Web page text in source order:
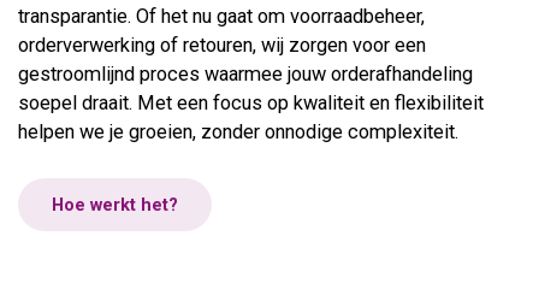
transparantie. Of het nu gaat om voorraadbeheer,
orderverwerking of retouren, wij zorgen voor een
gestroomlijnd proces waarmee jouw orderafhandeling
soepel draait. Met een focus op kwaliteit en flexibiliteit
helpen we je groeien, zonder onnodige complexiteit.
Hoe werkt het?